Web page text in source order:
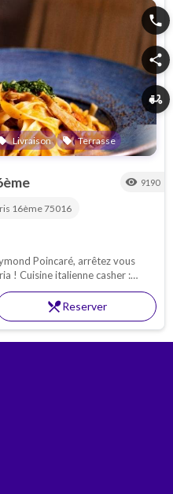
Livraison local_offer Terrasse
phone
share
delivery_dining
visibility 9190
16ème75016
Poincaré, arrêtez vous
:
la Porte Maillot
restaurant_menuReserver